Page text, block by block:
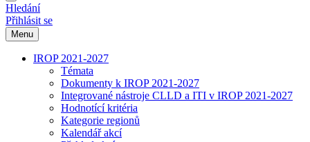
Hledání
Přihlásit se
Menu
IROP 2021-2027
Témata
Dokumenty k IROP 2021-2027
Integrované nástroje CLLD a ITI v IROP 2021-2027
Hodnotící kritéria
Kategorie regionů
Kalendář akcí